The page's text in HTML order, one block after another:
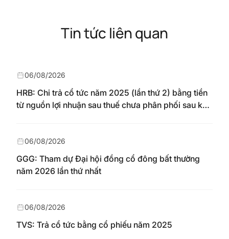
Tin tức liên quan
HRB: Chi trả cổ tức năm 2025 (lần thứ 2) bằng tiền
từ nguồn lợi nhuận sau thuế chưa phân phối sau khi
ngày 04/08/2026
06/08/2026
GGG: Tham dự Đại hội đồng cổ đông bất thường
năm 2026 lần thứ nhất
06/08/2026
TVS: Trả cổ tức bằng cổ phiếu năm 2025
06/08/2026